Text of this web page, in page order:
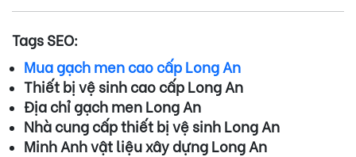
Tags SEO:
Mua gạch men cao cấp Long An
Thiết bị vệ sinh cao cấp Long An
Địa chỉ gạch men Long An
Nhà cung cấp thiết bị vệ sinh Long An
Minh Anh vật liệu xây dựng Long An